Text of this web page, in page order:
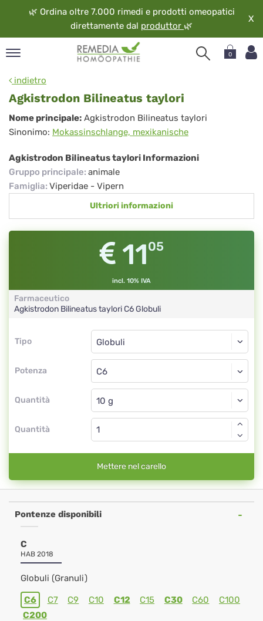
🌿 Ordina oltre 7.000 rimedi e prodotti omeopatici
direttamente dal produttor 🌿
X
0
indietro
Agkistrodon Bilineatus taylori
Agkistrodon
Bilineatus
taylori
Nome principale: Agkistrodon Bilineatus taylori
Sinonimo: Mokassinschlange, mexikanische
Agkistrodon Bilineatus taylori Informazioni
Gruppo principale: animale
Famiglia: Viperidae - Vipern
Ultriori informazioni
1105
incl. 10% IVA
Farmaceutico
Agkistrodon Bilineatus tayloriC6Globuli
Tipo
Tipo
Potenza
Globuli
C6
Quantità
Globuli
Quantità
Mettere nel carello
Pontenze disponibili
C
HAB 2018
Globuli (Granuli)
C6 C7 C9 C10 C12 C15 C30 C60
C100
C200